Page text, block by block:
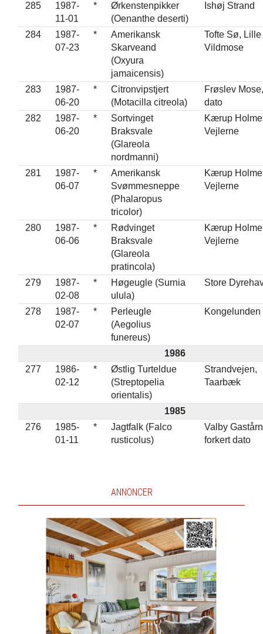
285
1987-
11-01
*
Ørkenstenpikker
(Oenanthe deserti)
Ishøj Strand
284
1987-
07-23
*
Amerikansk
Skarveand
(Oxyura
jamaicensis)
Tofte Sø, Lille
Vildmose
283
1987-
06-20
*
Citronvipstjert
(Motacilla citreola)
Frøslev
dato
282
1987-
06-20
*
Sortvinget
Braksvale
(Glareola
nordmanni)
Kærup
Vejlerne
281
1987-
06-07
*
Amerikansk
Svømmesneppe
(Phalaropus
tricolor)
Kærup
Vejlerne
280
1987-
06-06
*
Rødvinget
Braksvale
(Glareola
pratincola)
Kærup
Vejlerne
279
1987-
02-08
*
Høgeugle (Surnia
ulula)
Store
278
1987-
02-07
*
Perleugle
(Aegolius
funereus)
Kongelunden
1986
277
1986-
02-12
*
Østlig Turteldue
(Streptopelia
orientalis)
Strandvejen,
Taarbæk
1985
276
1985-
01-11
*
Jagtfalk (Falco
rusticolus)
Valby
forkert dato
ANNONCER